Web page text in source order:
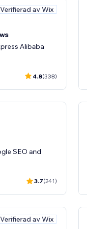
Verifierad av Wix
Alibaba
4.8(338)
SEO and
3.7(241)
Verifierad av Wix